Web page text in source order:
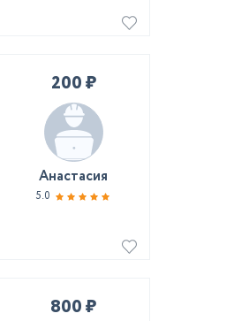
200 ₽
Анастасия
5.0
800 ₽